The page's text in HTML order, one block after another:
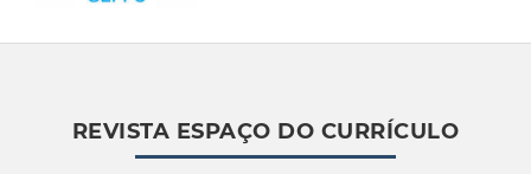
REVISTA ESPAÇO DO CURRÍCULO